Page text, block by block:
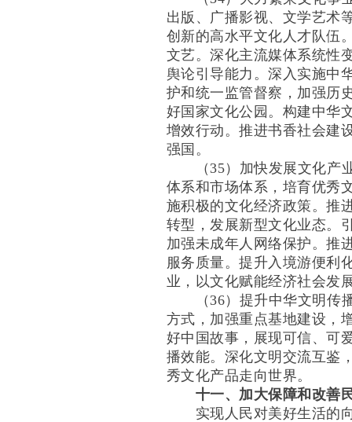
出版、广播影视、文学艺术
创新的高水平文化人才队伍
文艺。深化主流媒体系统性
舆论引导能力。深入实施中
护和统一监管督察，加强历
好国家文化公园。构建中华
增效行动。推进书香社会建
强国。
（35）加快发展文化产业
体系和市场体系，培育优秀
施积极的文化经济政策。推
转型，发展新型文化业态。
加强未成年人网络保护。推
服务质量。提升入境游便利
业，以文化赋能经济社会发
（36）提升中华文明传播
方式，加强重点基地建设，
好中国故事，展现可信、可
播效能。深化文明交流互鉴
秀文化产品走向世界。
十一、加大保障和改善
实现人民对美好生活的向